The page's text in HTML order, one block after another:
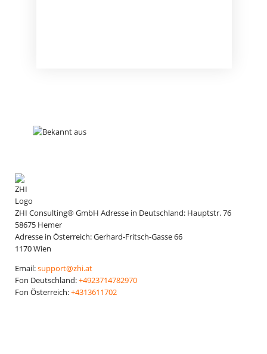
ZHI Consulting® GmbH Adresse in Deutschland: Hauptstr. 76
58675 Hemer
Adresse in Österreich:Gerhard-Fritsch-Gasse 66
1170Wien
Email:support@zhi.at
Fon Deutschland:+4923714782970
Fon Österreich:+4313611702